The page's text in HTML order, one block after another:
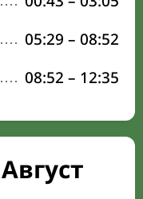
05:29 – 08:52
08:52 – 12:35